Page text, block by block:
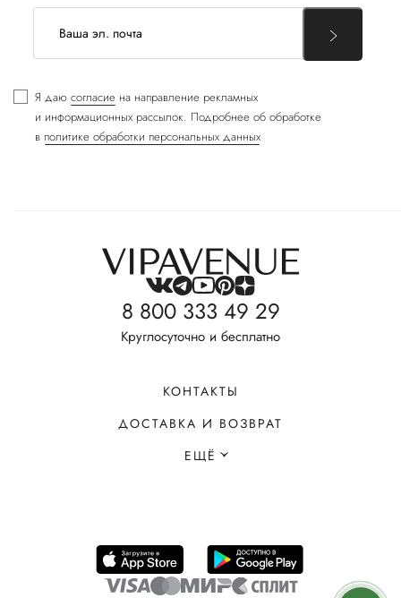
Я даю согласие на направление рекламных
и информационных рассылок. Подробнее об обработке
в политике обработки персональных данных
8 800 333 49 29
Круглосуточно и бесплатно
КОНТАКТЫ
ДОСТАВКА И ВОЗВРАТ
ЕЩЁ